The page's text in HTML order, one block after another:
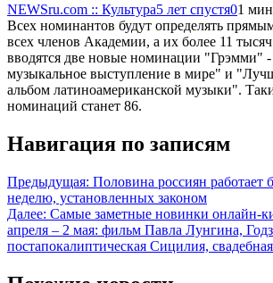
NEWSru.com :: Культура5 лет спустя01
Всех номинантов будут определять
всех членов Академии, а их более 11
вводятся две новые номинации "Грэмми"
музыкальное выступление в мире" и
альбом латиноамериканской музыки".
номинаций станет 86.
Навигация по записям
Предыдущая: Половина россиян работает
неделю, установленных законом
Далее: Самые заметные новинки онлайн-
апреля – 2 мая: фильм Павла Лунгина,
постапокалиптическая Сицилия,